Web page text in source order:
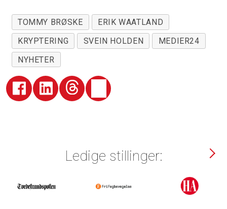
TOMMY BRØSKE
ERIK WAATLAND
KRYPTERING
SVEIN HOLDEN
MEDIER24
NYHETER
Ledige stillinger: